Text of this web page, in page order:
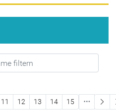
11 12 13 14 15